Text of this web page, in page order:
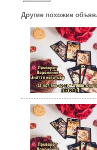
Другие похожие